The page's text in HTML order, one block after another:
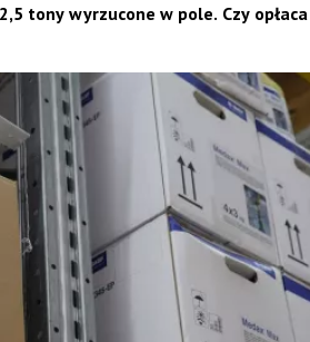
tony wyrzucone w pole. Czy